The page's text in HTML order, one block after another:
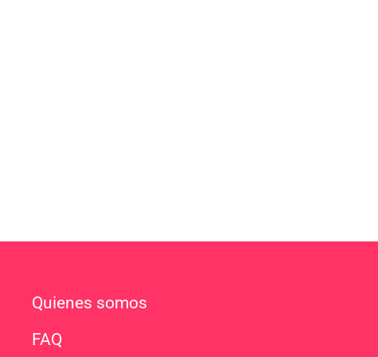
Quienes somos
FAQ